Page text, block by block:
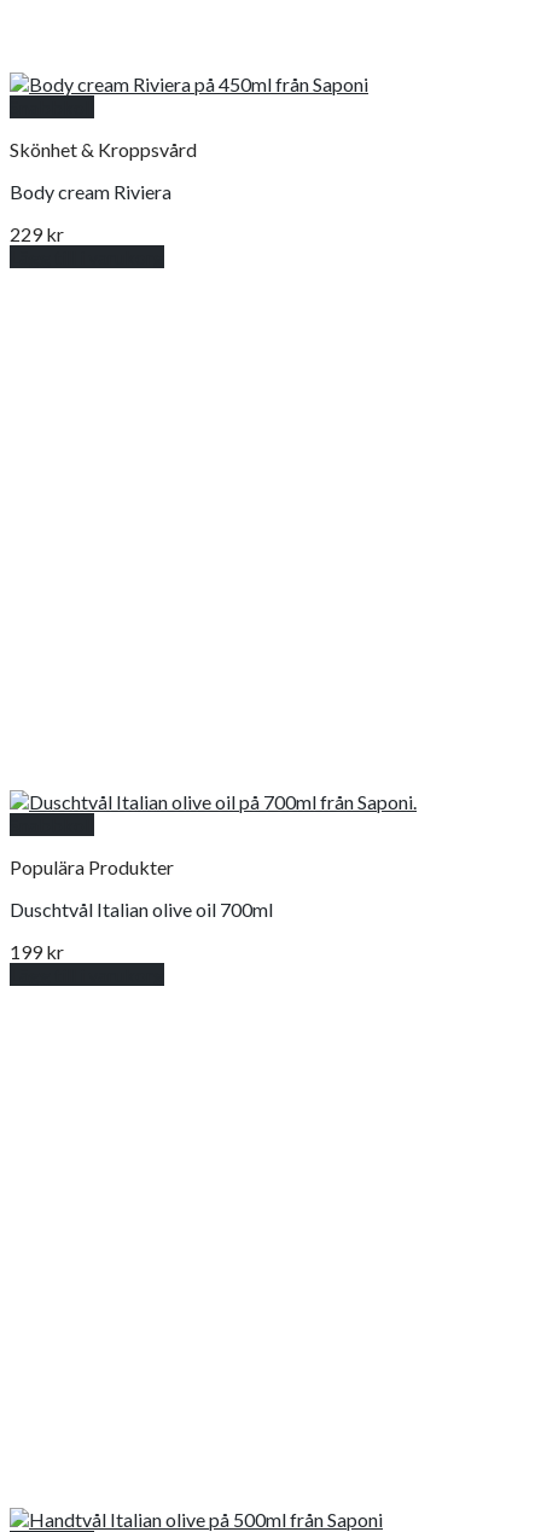
Skönhet & Kroppsvård
Body cream Riviera
229kr
Populära Produkter
Duschtvål Italian olive oil 700ml
199kr